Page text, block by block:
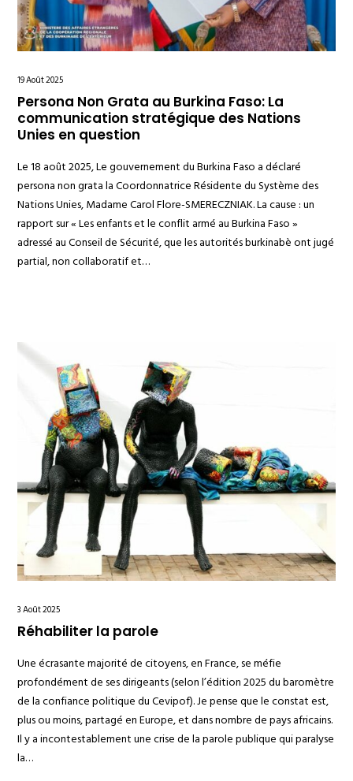
19 Août 2025
Persona Non Grata au Burkina Faso: La
communication stratégique des Nations
Unies en question
Le 18 août 2025, Le gouvernement du Burkina Faso a déclaré
persona non grata la Coordonnatrice Résidente du Système des
Nations Unies, Madame Carol Flore-SMERECZNIAK. La cause : un
rapport sur « Les enfants et le conflit armé au Burkina Faso »
adressé au Conseil de Sécurité, que les autorités burkinabè ont jugé
partial, non collaboratif et…
3 Août 2025
Réhabiliter la parole
Une écrasante majorité de citoyens, en France, se méfie
profondément de ses dirigeants (selon l’édition 2025 du baromètre
de la confiance politique du Cevipof). Je pense que le constat est,
plus ou moins, partagé en Europe, et dans nombre de pays africains.
Il y a incontestablement une crise de la parole publique qui paralyse
la…